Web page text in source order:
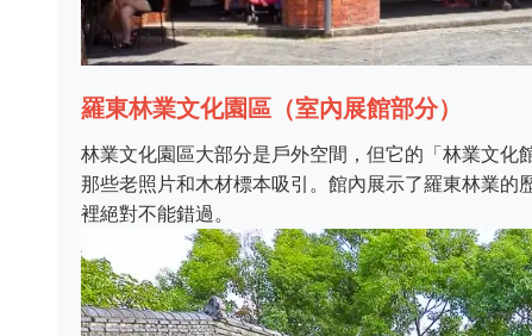
羅東林業文化園區（室內展館部分）
林業文化園區大部分是戶外空間，但它的「林業文
那些老照片和木材標本吸引。館內展示了羅東林業
裡絕對不能錯過。